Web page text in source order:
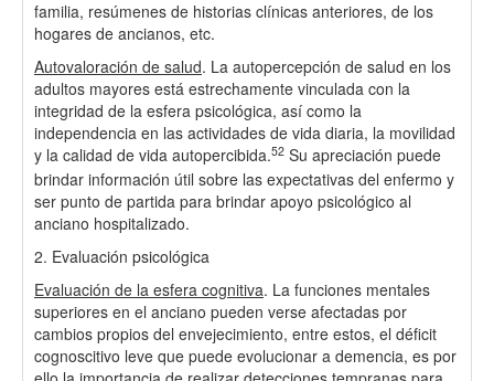
familia, resúmenes de historias clínicas anteriores, de los
hogares de ancianos, etc.
Autovaloración de salud. La autopercepción de salud en los
adultos mayores está estrechamente vinculada con la
integridad de la esfera psicológica, así como la
independencia en las actividades de vida diaria, la movilidad
y la calidad de vida autopercibida.52 Su apreciación puede
brindar información útil sobre las expectativas del enfermo y
ser punto de partida para brindar apoyo psicológico al
anciano hospitalizado.
2. Evaluación psicológica
Evaluación de la esfera cognitiva. La funciones mentales
superiores en el anciano pueden verse afectadas por
cambios propios del envejecimiento, entre estos, el déficit
cognoscitivo leve que puede evolucionar a demencia, es por